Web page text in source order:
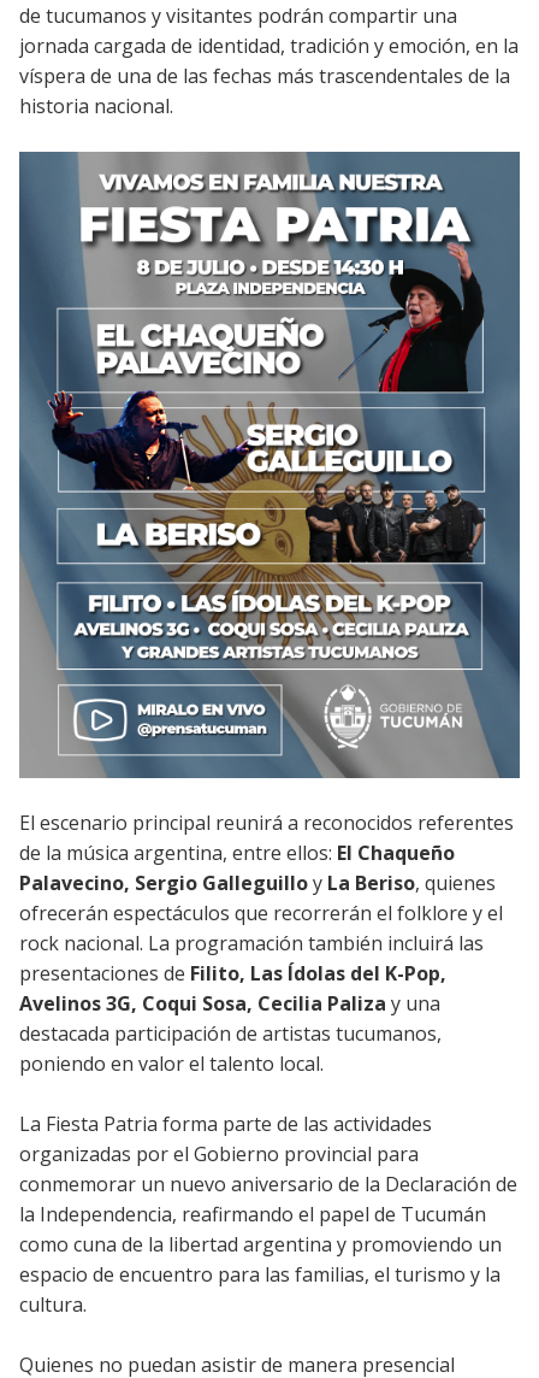
de tucumanos y visitantes podrán compartir una
jornada cargada de identidad, tradición y emoción, en la
víspera de una de las fechas más trascendentales de la
historia nacional.
El escenario principal reunirá a reconocidos referentes
de la música argentina, entre ellos: El Chaqueño
Palavecino, Sergio Galleguilloy La Beriso, quienes
ofrecerán espectáculos que recorrerán el folklore y el
rock nacional. La programación también incluirá las
presentaciones de Filito, Las Ídolas del K-Pop,
Avelinos 3G, Coqui Sosa, Cecilia Paliza y una
destacada participación de artistas tucumanos,
poniendo en valor el talento local.
La Fiesta Patria forma parte de las actividades
organizadas por el Gobierno provincial para
conmemorar un nuevo aniversario de la Declaración de
la Independencia, reafirmando el papel de Tucumán
como cuna de la libertad argentina y promoviendo un
espacio de encuentro para las familias, el turismo y la
cultura.
Quienes no puedan asistir de manera presencial